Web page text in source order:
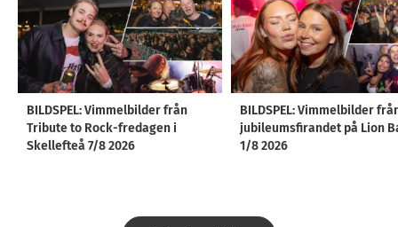
BILDSPEL: Vimmelbilder från
Tribute to Rock-fredagen i
Skellefteå 7/8 2026
BILDSPEL: Vimmelbilder
jubileumsfirandet på Lion
1/8 2026